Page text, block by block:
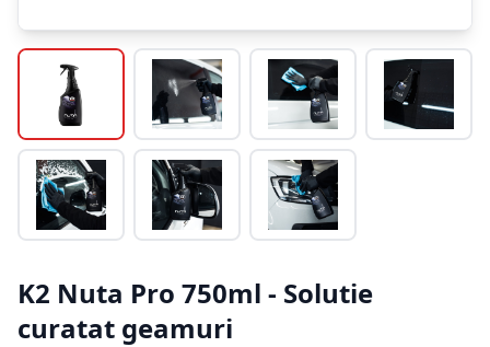
K2 Nuta Pro 750ml - Solutie
curatat geamuri